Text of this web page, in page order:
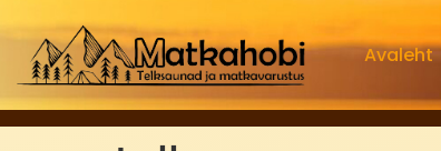
Avaleht